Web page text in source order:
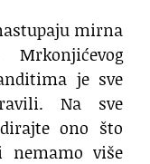
mirna
je sve
Na sve
ono što
nemamo više